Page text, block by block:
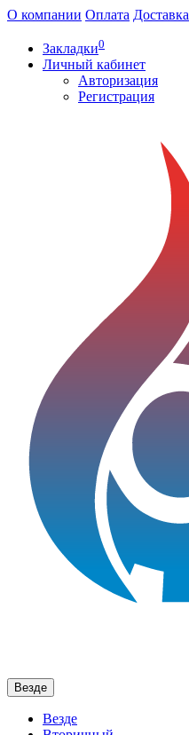
О компании Оплата Доставка
Закладки0
Личный кабинет
Авторизация
Регистрация
Везде
Везде